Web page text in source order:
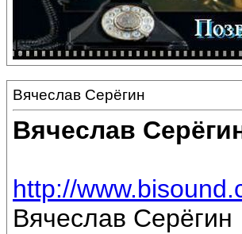
Вячеслав Серёгин
Вячеслав
http://
Вячеслав Серёгин